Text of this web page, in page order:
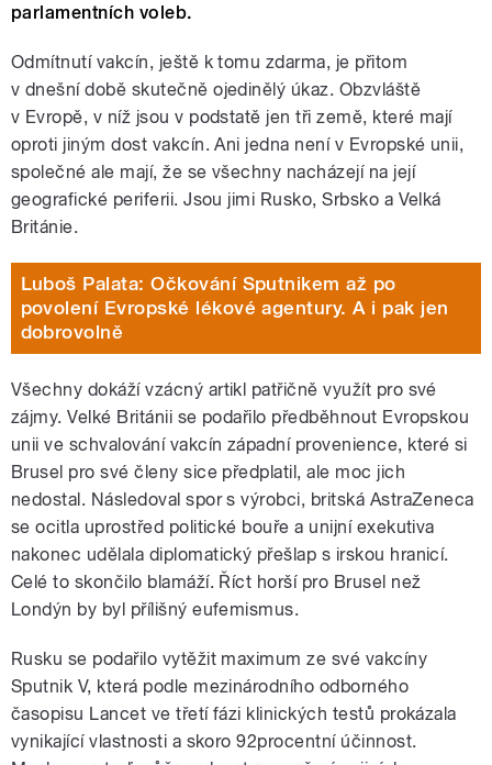
parlamentních voleb.
Odmítnutí vakcín, ještě k tomu zdarma, je přitom
v dnešní době skutečně ojedinělý úkaz. Obzvláště
v Evropě, v níž jsou v podstatě jen tři země, které mají
oproti jiným dost vakcín. Ani jedna není v Evropské unii,
společné ale mají, že se všechny nacházejí na její
geografické periferii. Jsou jimi Rusko, Srbsko a Velká
Británie.
Luboš Palata: Očkování Sputnikem až po
povolení Evropské lékové agentury. A i pak jen
dobrovolně
Všechny dokáží vzácný artikl patřičně využít pro své
zájmy. Velké Británii se podařilo předběhnout Evropskou
unii ve schvalování vakcín západní provenience, které si
Brusel pro své členy sice předplatil, ale moc jich
nedostal. Následoval spor s výrobci, britská AstraZeneca
se ocitla uprostřed politické bouře a unijní exekutiva
nakonec udělala diplomatický přešlap s irskou hranicí.
Celé to skončilo blamáží. Říct horší pro Brusel než
Londýn by byl přílišný eufemismus.
Rusku se podařilo vytěžit maximum ze své vakcíny
Sputnik V, která podle mezinárodního odborného
časopisu Lancet ve třetí fázi klinických testů prokázala
vynikající vlastnosti a skoro 92procentní účinnost.